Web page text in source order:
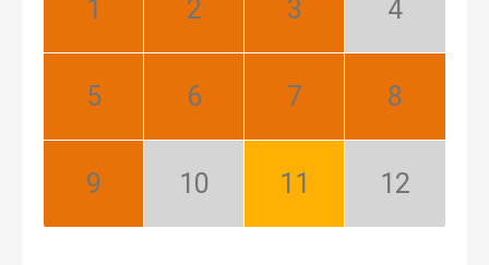
Január:
Február:
Marec:
Apríl:
Máj:
Jún:
Júl:
August:
September:
Október:
November:
December: